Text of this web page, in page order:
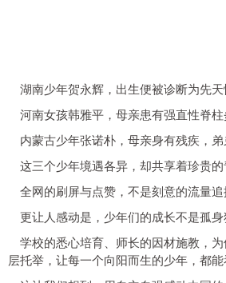
湖南少年贺永辉，出生便被诊断为先
河南女孩韩雅平，母亲患有强直性脊
内蒙古少年张诺朴，母亲身有残疾，
这三个少年境遇各异，却共享着珍贵
全网的刷屏与点赞，不是刻意的流量
更让人感动是，少年们的成长不是孤身
学校的悉心培育、师长的因材施教，
层托举，让每一个向阳而生的少年，都能